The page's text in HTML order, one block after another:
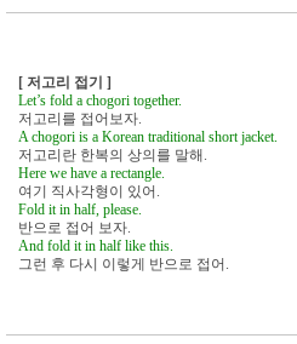
[ 저고리 접기 ]
Let’s fold a chogori together.
저고리를 접어보자.
A chogori is a Korean traditional short jacket.
저고리란 한복의 상의를 말해.
Here we have a rectangle.
여기 직사각형이 있어.
Fold it in half, please.
반으로 접어 보자.
And fold it in half like this.
그런 후 다시 이렇게 반으로 접어.